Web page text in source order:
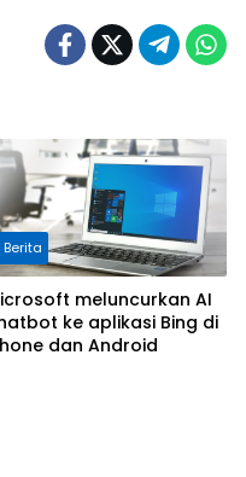
Berita
meluncurkan AI
ke aplikasi Bing di
dan Android